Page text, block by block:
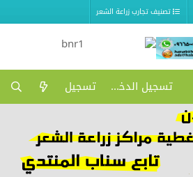
تصنيف تجارب زراعة الشعر
تسجيل الدخول تسجيل